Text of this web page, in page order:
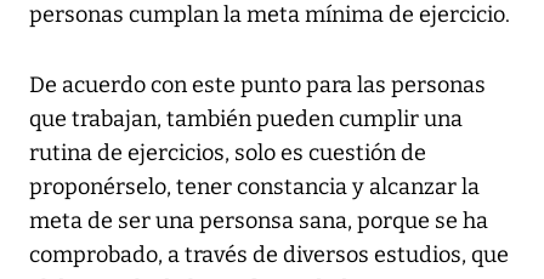
personas cumplan la meta mínima de ejercicio.
De acuerdo con este punto para las personas
que trabajan, también pueden cumplir una
rutina de ejercicios, solo es cuestión de
proponérselo, tener constancia y alcanzar la
meta de ser una personsa sana, porque se ha
comprobado, a través de diversos estudios, que